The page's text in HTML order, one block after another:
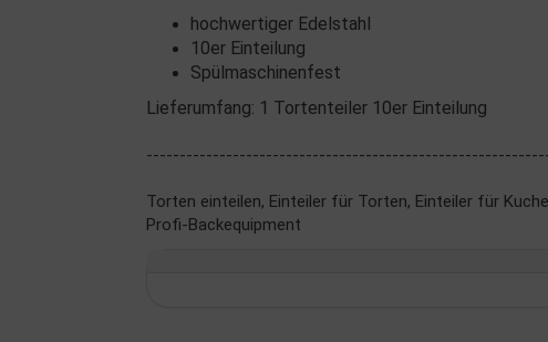
hochwertiger Edelstahl
10er Einteilung
Spülmaschinenfest
Lieferumfang: 1 Tortenteiler 10er Einteilung
Torten einteilen, Einteiler für Torten, Einteiler für
Profi-Backequipment